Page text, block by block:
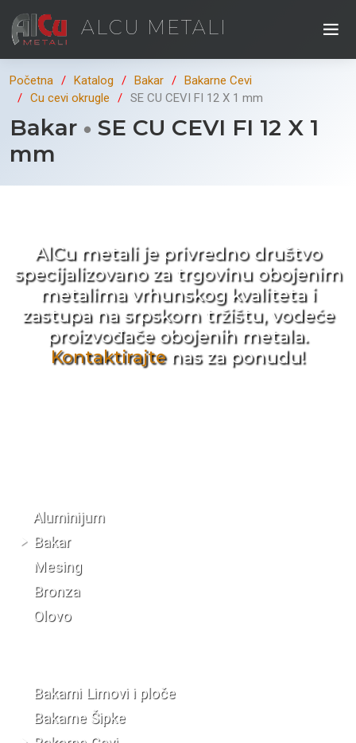
ALCU METALI
Početna Katalog Bakar
Bakarne Cevi
Cu cevi okrugle
SE CU CEVI FI 12 X 1 mm
Bakar
SE CU CEVI FI 12 X 1
mm
AlCu metali je privredno društvo
specijalizovano za trgovinu obojenim
metalima vrhunskog kvaliteta i
zastupa na srpskom tržištu, vodeće
proizvođače obojenih metala.
Kontaktirajtenas za ponudu!
Aluminijum
Bakar
Mesing
Bronza
Olovo
Bakarni Limovi i ploče
Bakarne Šipke